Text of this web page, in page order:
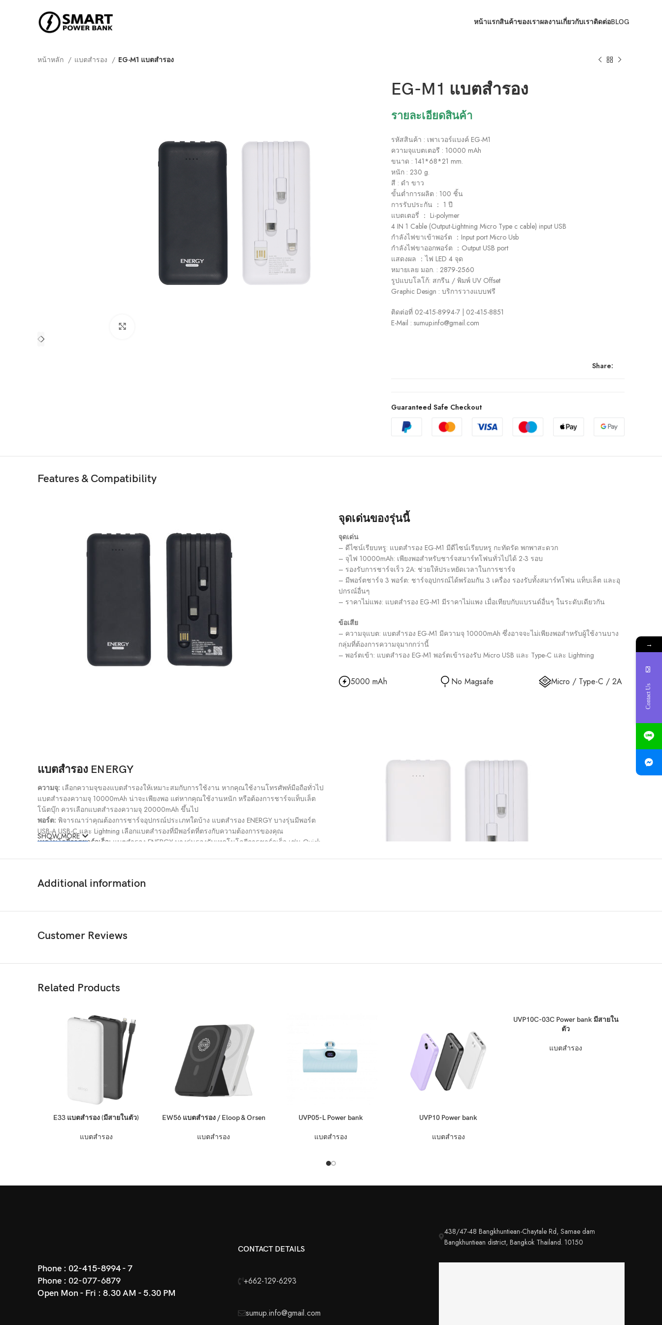
หน้าแรกสินค้าของเราผลงานเกี่ยวกับเราติดต่อBLOG
หน้าหลัก แบตสำรอง EG-M1 แบตสำรอง
EG-M1 แบตสำรอง
รายละเอียดสินค้า
รหัสสินค้า : เพาเวอร์แบงค์ EG-M1
ความจุแบตเตอรี : 10000 mAh
ขนาด : 141*68*21 mm.
หนัก : 230 g.
สี : ดำ ขาว
ขั้นต่ำการผลิต : 100 ชิ้น
การรับประกัน ： 1 ปี
แบตเตอรี่ ： Li-polymer
4 IN 1 Cable (Output-Lightning Micro Type c cable) input USB
กำลังไฟขาเข้าพอร์ต ：Input port Micro Usb
กำลังไฟขาออกพอร์ต ：Output USB port
แสดงผล ：ไฟ LED 4 จุด
หมายเลย มอก. : 2879-2560
รูปแบบโลโก้: สกรีน / พิมพ์ UV Offset
Graphic Design : บริการวางแบบฟรี
ติดต่อที่ 02-415-8994-7 | 02-415-8851
E-Mail : sumup.info@gmail.com
Share:
Guaranteed Safe Checkout
Features & Compatibility
จุดเด่นของรุ่นนี้
จุดเด่น
– ดีไซน์เรียบหรู: แบตสำรอง EG-M1 มีดีไซน์เรียบหรู กะทัดรัด พกพาสะดวก
– จุไฟ 10000mAh: เพียงพอสำหรับชาร์จสมาร์ทโฟนทั่วไปได้ 2-3 รอบ
– รองรับการชาร์จเร็ว 2A: ช่วยให้ประหยัดเวลาในการชาร์จ
– มีพอร์ตชาร์จ 3 พอร์ต: ชาร์จอุปกรณ์ได้พร้อมกัน 3 เครื่อง รองรับทั้งสมาร์ทโฟน แท็บเล็ต และอุ
ปกรณ์อื่นๆ
– ราคาไม่แพง: แบตสำรอง EG-M1 มีราคาไม่แพง เมื่อเทียบกับแบรนด์อื่นๆ ในระดับเดียวกัน
ข้อเสีย
– ความจุแบต: แบตสำรอง EG-M1 มีความจุ 10000mAh ซึ่งอาจจะไม่เพียงพอสำหรับผู้ใช้งานบาง
กลุ่มที่ต้องการความจุมากกว่านี้
– พอร์ตเข้า: แบตสำรอง EG-M1 พอร์ตเข้ารองรับ Micro USB และ Type-C และ Lightning
5000 mAh No Magsafe Micro / Type-C / 2A
แบตสำรอง ENERGY
ความจุ: เลือกความจุของแบตสำรองให้เหมาะสมกับการใช้งาน หากคุณใช้งานโทรศัพท์มือถือทั่วไป
แบตสำรองความจุ 10000mAh น่าจะเพียงพอ แต่หากคุณใช้งานหนัก หรือต้องการชาร์จแท็บเล็ต
โน้ตบุ๊ก ควรเลือกแบตสำรองความจุ 20000mAh ขึ้นไป
พอร์ต: พิจารณาว่าคุณต้องการชาร์จอุปกรณ์ประเภทใดบ้าง แบตสำรอง ENERGY บางรุ่นมีพอร์ต
USB-A USB-C และ Lightning เลือกแบตสำรองที่มีพอร์ตที่ตรงกับความต้องการของคุณ
เทคโนโลยีการชาร์จเร็ว: แบตสำรอง ENERGY บางรุ่นรองรับเทคโนโลยีการชาร์จเร็ว เช่น Quick
เหมาะกับความต้องการและงบประมาณของคุณ
ติดต่อที่ : 02-415-8994-7 | 02-415-8851
E-Mail : sumup.info@gmail.com
Smart-Powerbank
SHOW MORE
Additional information
Customer Reviews
Related Products
อ่านเพิ่ม
E33 แบตสำรอง (มีสายในตัว)
แบตสำรอง
อ่านเพิ่ม
EW56 แบตสำรอง / Eloop & Orsen
แบตสำรอง
อ่านเพิ่มUVP05-L Power bank
แบตสำรอง
UVP10 Power bank
แบตสำรอง
อ่านเพิ่ม
UVP10C-03C Power bank มีสายใน
ตัว
แบตสำรอง
Phone : 02-415-8994 - 7
Phone : 02-077-6879
Open Mon - Fri : 8.30 AM - 5.30 PM
CONTACT DETAILS
+662-129-6293
sumup.info@gmail.com
438/47-48 Bangkhuntiean-Chaytale Rd, Samae dam
Bangkhuntiean district, Bangkok Thailand. 10150
→
Contact Us